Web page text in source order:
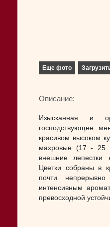
Еще фото
Описание:
Изысканная и
господствующее
красивом высоком
махровые (17 - 25
внешние лепестки
Цветки собраны в
почти
интенсивным
превосходной